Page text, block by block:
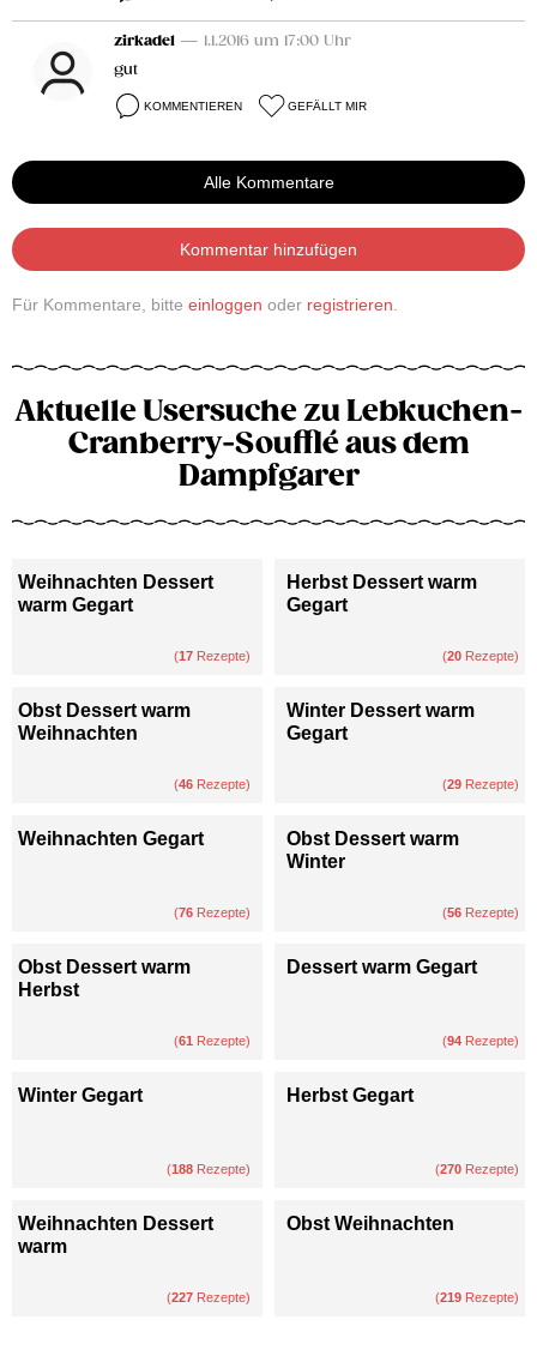
zirkade1 — 1.1.2016 um 17:00 Uhr
gut
KOMMENTIEREN GEFÄLLT MIR
Alle Kommentare
Kommentar hinzufügen
Für Kommentare, bitte einloggen oder registrieren
Aktuelle Usersuche zu Lebkuchen-
Cranberry-Soufflé aus dem
Dampfgarer
Weihnachten Dessert
warm Gegart
(17 Rezepte)
Herbst Dessert warm
Gegart
(20 Rezepte)
Obst Dessert warm
Weihnachten
(46 Rezepte)
Winter Dessert warm
Gegart
(29 Rezepte)
Weihnachten Gegart
(76 Rezepte)
Obst Dessert warm
Winter
(56 Rezepte)
Obst Dessert warm
Herbst
(61 Rezepte)
Dessert warm Gegart
(94 Rezepte)
Winter Gegart
(188 Rezepte)
Herbst Gegart
(270 Rezepte)
Weihnachten Dessert
warm
(227 Rezepte)
Obst Weihnachten
(219 Rezepte)